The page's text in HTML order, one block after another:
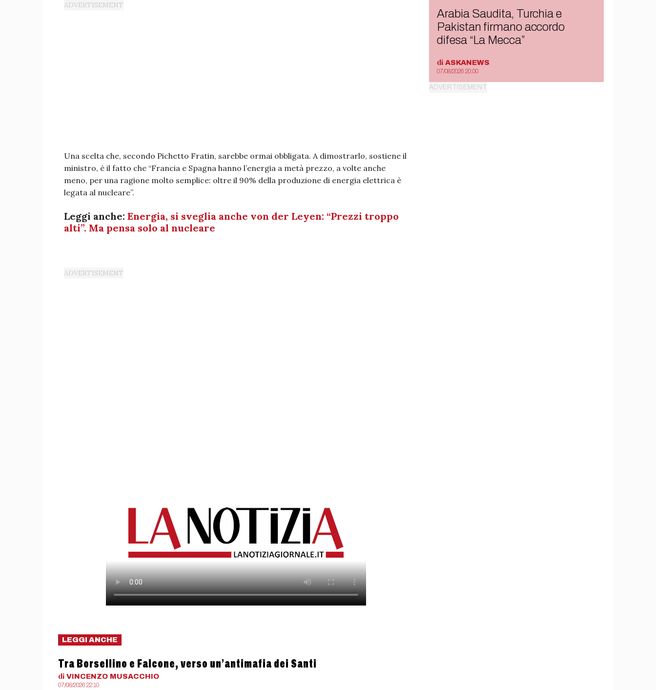
Una scelta che, secondo Pichetto Fratin, sarebbe ormai obbligata. A dimostrarlo, sostiene il
ministro, è il fatto che “Francia e Spagna hanno l’energia a metà prezzo, a volte anche
meno, per una ragione molto semplice: oltre il 90% della produzione di energia elettrica è
legata al nucleare”.
Leggi anche: Energia, si sveglia anche von der Leyen: “Prezzi troppo
alti”. Ma pensa solo al nucleare
LEGGI ANCHE
Tra Borsellino e Falcone, verso un’antimafia dei Santi
di VINCENZO MUSACCHIO
07/08/2026 22:10
Arabia Saudita, Turchia e
Pakistan firmano accordo
difesa “La Mecca”
di ASKANEWS
07/08/2026 20:00